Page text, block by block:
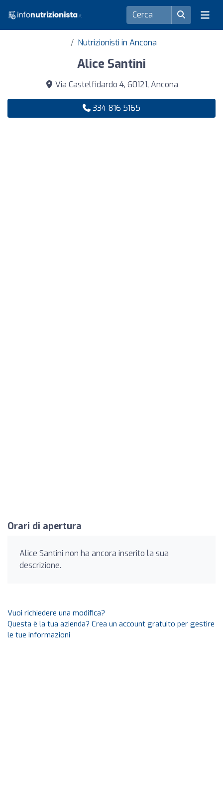
Nutrizionisti in Ancona
Alice Santini
Via Castelfidardo 4, 60121, Ancona
334 816 5165
Orari di apertura
Alice Santini non ha ancora inserito la sua
descrizione.
Vuoi richiedere una modifica?
Questa è la tua azienda? Crea un account gratuito per gestire
le tue informazioni